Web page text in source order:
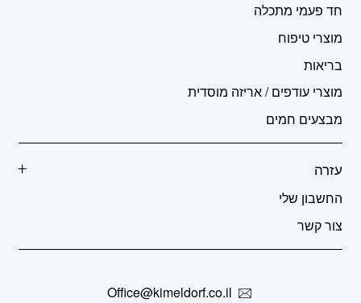
חד פעמי מתכלה
מוצרי טיפוח
בריאות
מוצרי עודפים / אריזה מוסדית
מבצעים חמים
עזרה
החשבון שלי
צור קשר
Office@kimeldorf.co.il